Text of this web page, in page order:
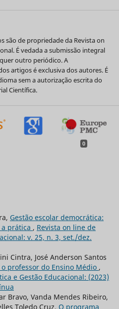
são de propriedade da Revista on
É vedada a submissão integral
outro periódico. A
artigos é exclusiva dos autores. É
sem a autorização escrita do
Científica.
0
Gestão escolar democrática:
prática , Revista on line de
v. 25, n. 3, set./dez.
Cintra, José Anderson Santos
professor do Ensino Médio ,
e Gestão Educacional: (2023)
Bravo, Vanda Mendes Ribeiro,
Toledo Cruz, O programa